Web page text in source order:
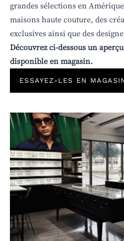
grandes sélections en
maisons haute couture, des
exclusives ainsi que des
Découvrez ci-dessous un
disponible en magasin.
ESSAYEZ-LES EN
TYPE
MARQUE
COULEUR
PRIX
TYPE DE VISAGE
FORME